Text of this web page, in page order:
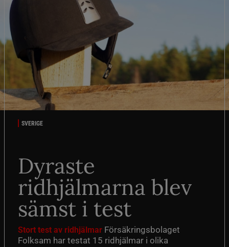
SVERIGE
Dyraste
ridhjälmarna blev
sämst i test
Stort test av ridhjälmar Försäkringsbolaget
Folksam har testat 15 ridhjälmar i olika